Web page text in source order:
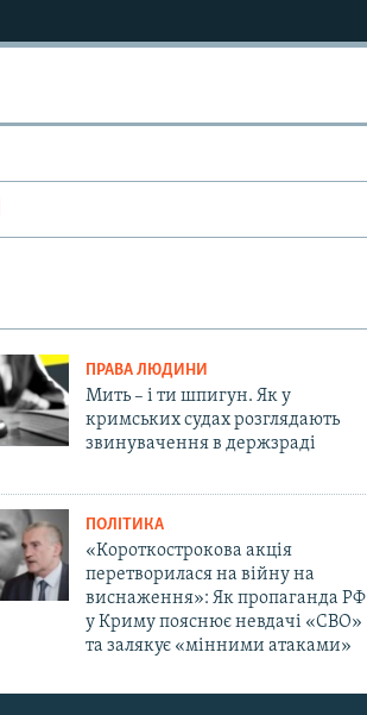
ПРАВА ЛЮДИНИ
Мить – і ти шпигун. Як у
кримських судах розглядають
звинувачення в держзраді
ПОЛІТИКА
«Короткострокова акція
перетворилася на війну на
виснаження»: Як пропаганда РФ
у Криму пояснює невдачі «СВО»
та залякує «мінними атаками»